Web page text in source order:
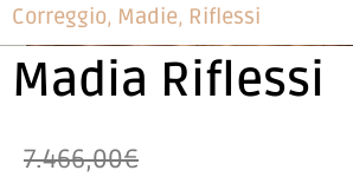
Correggio, Madie, Riflessi
Madia Riflessi
7.466,00€